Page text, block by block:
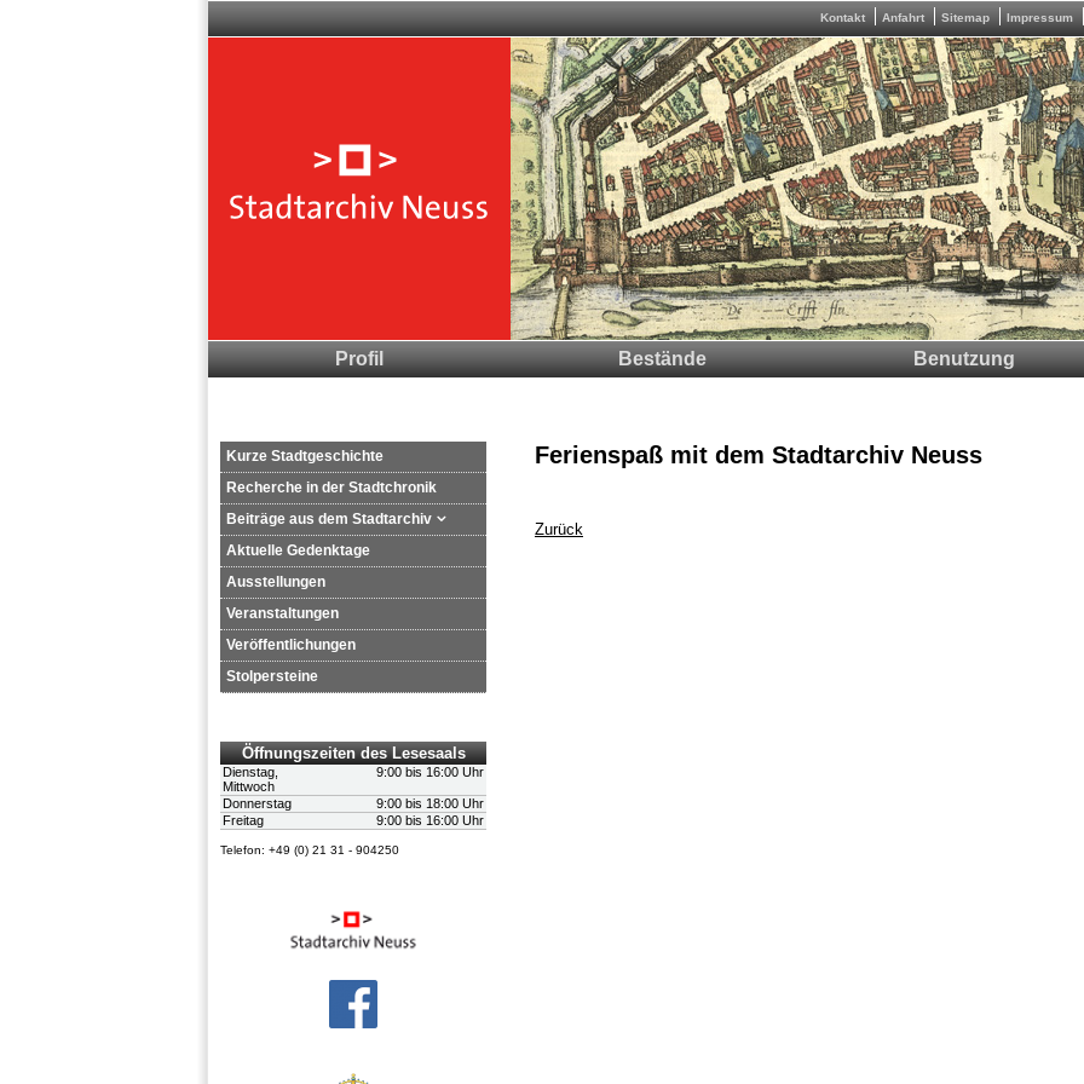
Kontakt Anfahrt Sitemap Impressum
Profil Bestände Benutzung
Ferienspaß mit dem Stadtarchiv Neuss
Zurück
überspringen
Kurze Stadtgeschichte
Recherche in der Stadtchronik
Beiträge aus dem Stadtarchiv
Aktuelle Gedenktage
Ausstellungen
Veranstaltungen
Veröffentlichungen
Stolpersteine
Öffnungszeiten des Lesesaals
Dienstag,
Mittwoch
9:00 bis 16:00 Uhr
Donnerstag
9:00 bis 18:00 Uhr
Freitag
9:00 bis 16:00 Uhr
Telefon: +49 (0) 21 31 - 904250